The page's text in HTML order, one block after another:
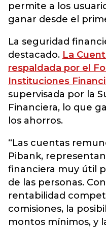
permite a los
ganar desde el
La seguridad
destacado. La
respaldada por el
Instituciones
supervisada por la
Financiera, lo que
los ahorros.
“Las cuentas
Pibank,
financiera muy útil
de las personas.
rentabilidad
comisiones, la
montos mínimos, y